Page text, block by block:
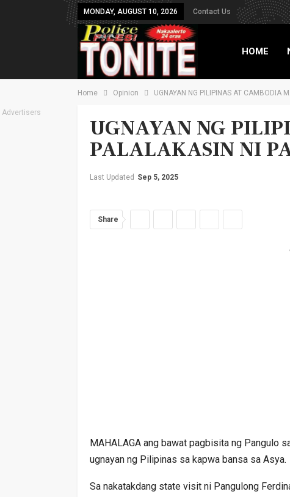
MONDAY, AUGUST 10, 2026 Contact Us
HOME
Home Opinion UGNAYAN NG PILIPINAS AT CAMBODIA
Advertisers
UGNAYAN NG
PALALAKASIN NI
Last Updated Sep 5, 2025
Share
MAHALAGA ang bawat pagbisita ng Pangulo
ugnayan ng Pilipinas sa kapwa bansa sa Asya.
Sa nakatakdang state visit ni Pangulong